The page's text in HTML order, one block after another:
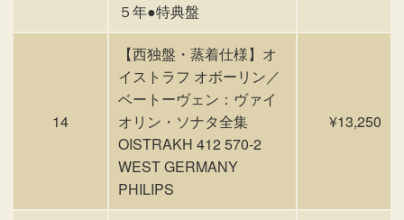
５年●特典盤
14
【西独盤・蒸着仕様】オ
イストラフ オボーリン／
ベートーヴェン：ヴァイ
オリン・ソナタ全集
OISTRAKH 412 570-2
WEST GERMANY
PHILIPS
¥13,250